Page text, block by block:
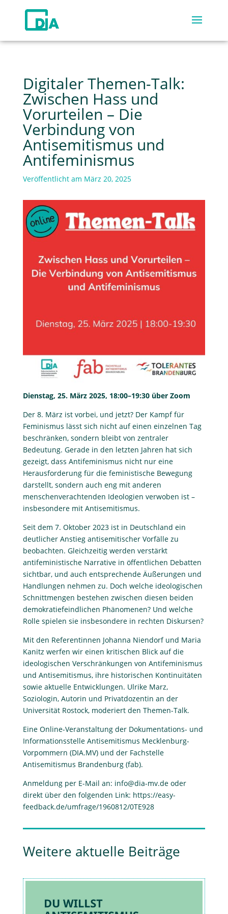
Digitaler Themen-Talk:
Zwischen Hass und
Vorurteilen – Die
Verbindung von
Antisemitismus und
Antifeminismus
Veröffentlicht am März 20, 2025
Dienstag, 25. März 2025, 18:00–19:30 über Zoom
Der 8. März ist vorbei, und jetzt? Der Kampf für
Feminismus lässt sich nicht auf einen einzelnen Tag
beschränken, sondern bleibt von zentraler
Bedeutung. Gerade in den letzten Jahren hat sich
gezeigt, dass Antifeminismus nicht nur eine
Herausforderung für die feministische Bewegung
darstellt, sondern auch eng mit anderen
menschenverachtenden Ideologien verwoben ist –
insbesondere mit Antisemitismus.
Seit dem 7. Oktober 2023 ist in Deutschland ein
deutlicher Anstieg antisemitischer Vorfälle zu
beobachten. Gleichzeitig werden verstärkt
antifeministische Narrative in öffentlichen Debatten
sichtbar, und auch entsprechende Äußerungen und
Handlungen nehmen zu. Doch welche ideologischen
Schnittmengen bestehen zwischen diesen beiden
demokratiefeindlichen Phänomenen? Und welche
Rolle spielen sie insbesondere in rechten Diskursen?
Mit den Referentinnen Johanna Niendorf und Maria
Kanitz werfen wir einen kritischen Blick auf die
ideologischen Verschränkungen von Antifeminismus
und Antisemitismus, ihre historischen Kontinuitäten
sowie aktuelle Entwicklungen. Ulrike Marz,
Soziologin, Autorin und Privatdozentin an der
Universität Rostock, moderiert den Themen-Talk.
Eine Online-Veranstaltung der Dokumentations- und
Informationsstelle Antisemitismus Mecklenburg-
Vorpommern (DIA.MV) und der Fachstelle
Antisemitismus Brandenburg (fab).
Anmeldung per E-Mail an: info@dia-mv.deoder
direkt über den folgenden Link: https://easy-
feedback.de/umfrage/1960812/0TE928
Weitere aktuelle Beiträge